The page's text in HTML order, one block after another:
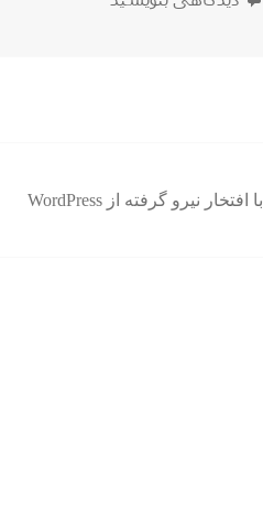
با افتخار نیرو گرفته از WordPress